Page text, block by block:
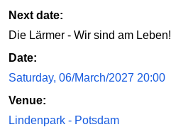
Next date:
Die Lärmer - Wir sind am Leben!
Date:
Saturday, 06/March/2027 20:00
Venue:
Lindenpark - Potsdam